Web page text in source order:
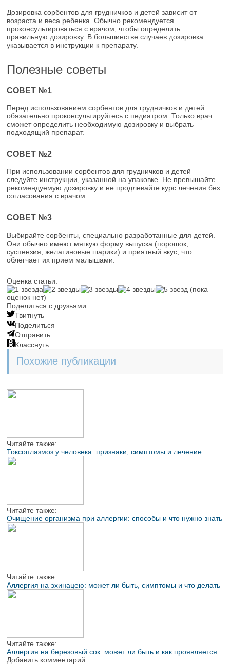
Дозировка сорбентов для грудничков и детей зависит от
возраста и веса ребенка. Обычно рекомендуется
проконсультироваться с врачом, чтобы определить
правильную дозировку. В большинстве случаев дозировка
указывается в инструкции к препарату.
Полезные советы
СОВЕТ №1
Перед использованием сорбентов для грудничков и детей
обязательно проконсультируйтесь с педиатром. Только врач
сможет определить необходимую дозировку и выбрать
подходящий препарат.
СОВЕТ №2
При использовании сорбентов для грудничков и детей
следуйте инструкции, указанной на упаковке. Не превышайте
рекомендуемую дозировку и не продлевайте курс лечения без
согласования с врачом.
СОВЕТ №3
Выбирайте сорбенты, специально разработанные для детей.
Они обычно имеют мягкую форму выпуска (порошок,
суспензия, желатиновые шарики) и приятный вкус, что
облегчает их прием малышами.
Оценка статьи:
(пока
оценок нет)
Поделиться с друзьями:
Твитнуть
Поделиться
Отправить
Класснуть
Похожие публикации
Читайте также:
Токсоплазмоз у человека: признаки, симптомы и лечение
Читайте также:
Очищение организма при аллергии: способы и что нужно знать
Читайте также:
Аллергия на эхинацею: может ли быть, симптомы и что делать
Читайте также:
Аллергия на березовый сок: может ли быть и как проявляется
Добавить комментарий